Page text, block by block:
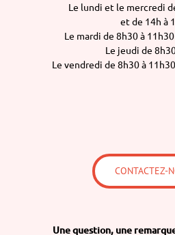
Le lundi et le mercredi
et de 14h à
Le mardi de 8h30 à
Le jeudi de
Le vendredi de 8h30 à
CONTACTEZ-
Une question, une